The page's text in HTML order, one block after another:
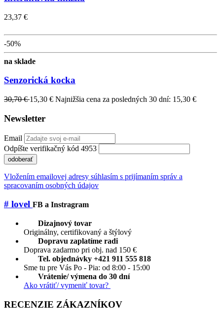
23,37 €
-50%
na sklade
Senzorická kocka
30,70 €15,30 € Najnižšia cena za posledných 30 dní: 15,30 €
Newsletter
Email
Odpíšte verifikačný kód 4953
odoberať
Vložením emailovej adresy súhlasím s prijímaním správ a
spracovaním osobných údajov
# lovel FB a Instragram
Dizajnový tovar
Originálny, certifikovaný a štýlový
Dopravu zaplatíme radi
Doprava zadarmo pri obj. nad 150 €
Tel. objednávky +421 911 555 818
Sme tu pre Vás Po - Pia: od 8:00 - 15:00
Vrátenie/ výmena do 30 dní
Ako vrátiť/ vymeniť tovar?
RECENZIE ZÁKAZNÍKOV